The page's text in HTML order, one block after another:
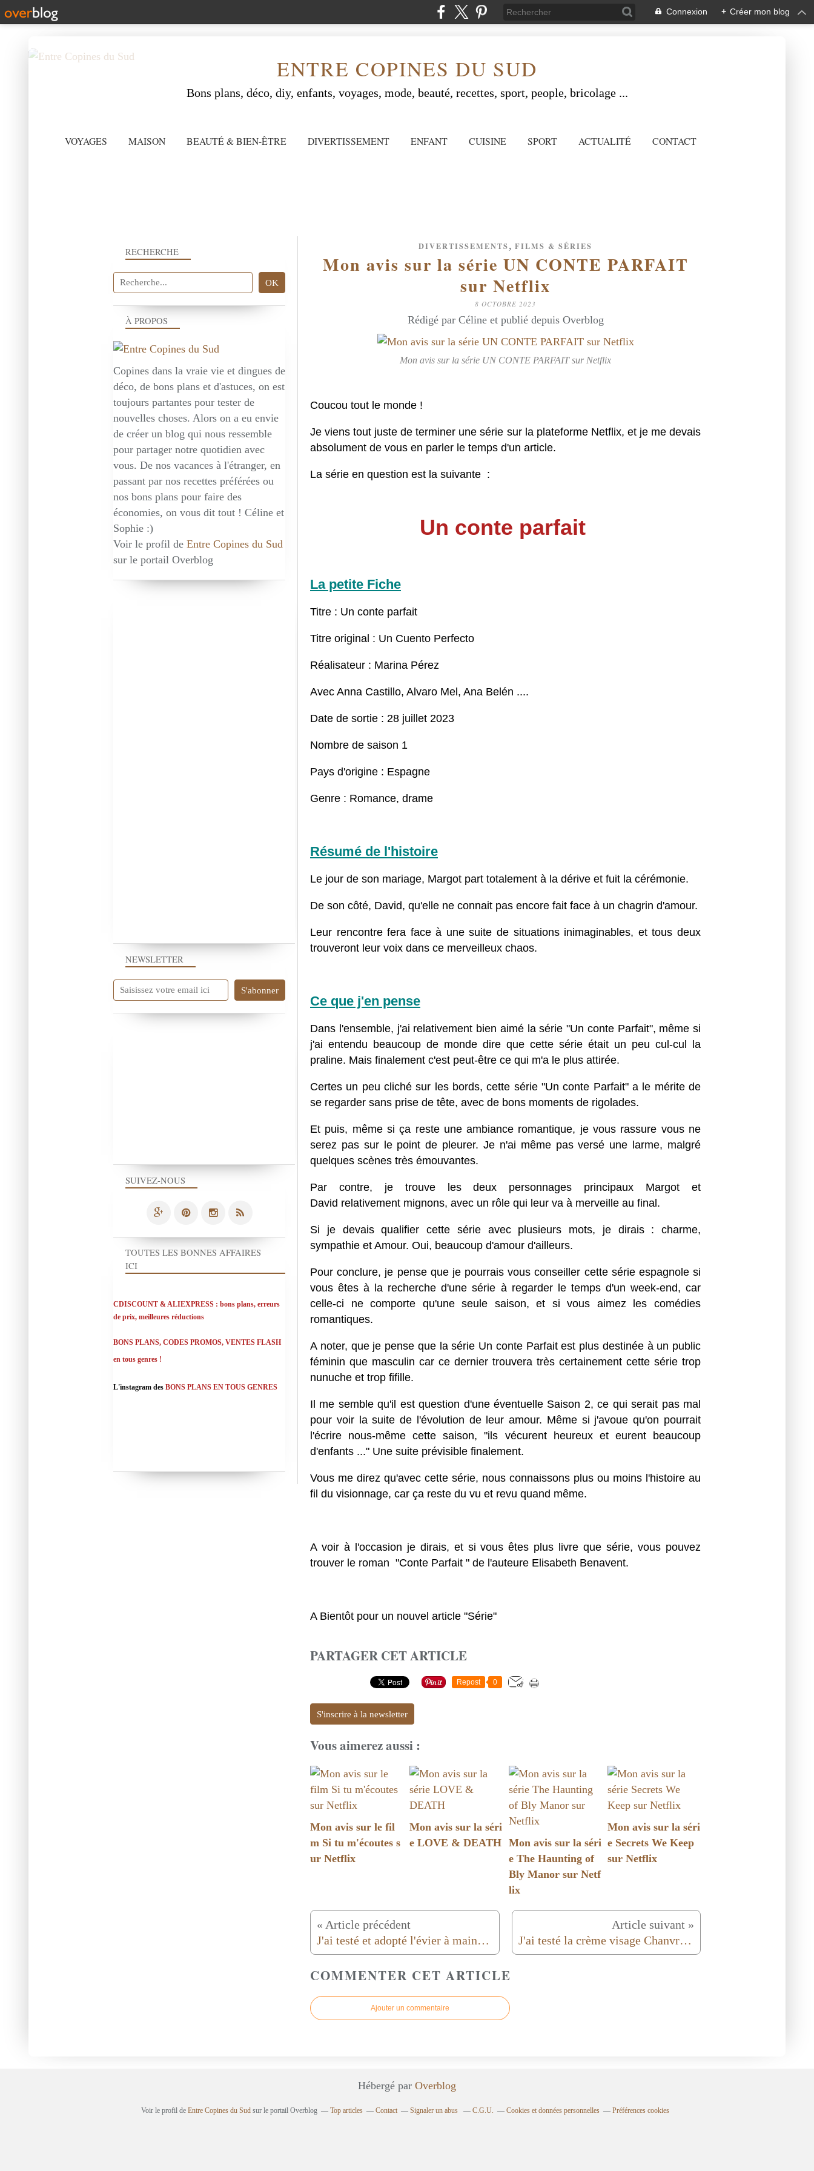
Connexion + Créer mon blog
ENTRE COPINES DU SUD
Bons plans, déco, diy, enfants, voyages, mode, beauté, recettes, sport, people, bricolage ...
VOYAGES MAISON BEAUTÉ & BIEN-ÊTRE DIVERTISSEMENT ENFANT CUISINE SPORT ACTUALITÉ CONTACT
DIVERTISSEMENTS, FILMS & SÉRIES
Mon avis sur la série UN CONTE PARFAIT
sur Netflix
8 OCTOBRE 2023
Rédigé par Céline et publié depuis Overblog
Mon avis sur la série UN CONTE PARFAIT sur Netflix
Coucou tout le monde !
Je viens tout juste de terminer une série sur la plateforme Netflix, et je me devais
absolument de vous en parler le temps d'un article.
La série en question est la suivante :
Un conte parfait
La petite Fiche
Titre : Un conte parfait
Titre original : Un Cuento Perfecto
Réalisateur : Marina Pérez
Avec Anna Castillo, Alvaro Mel, Ana Belén ....
Date de sortie : 28 juillet 2023
Nombre de saison 1
Pays d'origine : Espagne
Genre : Romance, drame
Résumé de l'histoire
Le jour de son mariage, Margot part totalement à la dérive et fuit la cérémonie.
De son côté, David, qu'elle ne connait pas encore fait face à un chagrin d'amour.
Leur rencontre fera face à une suite de situations inimaginables, et tous deux
trouveront leur voix dans ce merveilleux chaos.
Ce que j'en pense
Dans l'ensemble, j'ai relativement bien aimé la série "Un conte Parfait", même si
j'ai entendu beaucoup de monde dire que cette série était un peu cul-cul la
praline. Mais finalement c'est peut-être ce qui m'a le plus attirée.
Certes un peu cliché sur les bords, cette série "Un conte Parfait" a le mérite de
se regarder sans prise de tête, avec de bons moments de rigolades.
Et puis, même si ça reste une ambiance romantique, je vous rassure vous ne
serez pas sur le point de pleurer. Je n'ai même pas versé une larme, malgré
quelques scènes très émouvantes.
Par contre, je trouve les deux personnages principaux Margot et
David relativement mignons, avec un rôle qui leur va à merveille au final.
Si je devais qualifier cette série avec plusieurs mots, je dirais : charme,
sympathie et Amour. Oui, beaucoup d'amour d'ailleurs.
Pour conclure, je pense que je pourrais vous conseiller cette série espagnole si
vous êtes à la recherche d'une série à regarder le temps d'un week-end, car
celle-ci ne comporte qu'une seule saison, et si vous aimez les comédies
romantiques.
A noter, que je pense que la série Un conte Parfait est plus destinée à un public
féminin que masculin car ce dernier trouvera très certainement cette série trop
nunuche et trop fifille.
Il me semble qu'il est question d'une éventuelle Saison 2, ce qui serait pas mal
pour voir la suite de l'évolution de leur amour. Même si j'avoue qu'on pourrait
l'écrire nous-même cette saison, "ils vécurent heureux et eurent beaucoup
d'enfants ..." Une suite prévisible finalement.
Vous me direz qu'avec cette série, nous connaissons plus ou moins l'histoire au
fil du visionnage, car ça reste du vu et revu quand même.
A voir à l'occasion je dirais, et si vous êtes plus livre que série, vous pouvez
trouver le roman "Conte Parfait " de l'auteure Elisabeth Benavent.
A Bientôt pour un nouvel article "Série"
PARTAGER CET ARTICLE
Repost 0
S'inscrire à la newsletter
Vous aimerez aussi :
Mon avis sur le fil
m Si tu m'écoutes s
ur Netflix
Mon avis sur la séri
e LOVE & DEATH
Mon avis sur la séri
e The Haunting of
Bly Manor sur Netf
lix
Mon avis sur la séri
e Secrets We Keep
sur Netflix
« Article précédent
J'ai testé et adopté l'évier à mains portatif autonome !
Article suivant »
J'ai testé la crème visage Chanvre , de Carrefour Soft
COMMENTER CET ARTICLE
Ajouter un commentaire
NEWSLETTER
SUIVEZ-NOUS
RECHERCHE
À PROPOS
Copines dans la vraie vie et dingues de
déco, de bons plans et d'astuces, on est
toujours partantes pour tester de
nouvelles choses. Alors on a eu envie
de créer un blog qui nous ressemble
pour partager notre quotidien avec
vous. De nos vacances à l'étranger, en
passant par nos recettes préférées ou
nos bons plans pour faire des
économies, on vous dit tout ! Céline et
Sophie :)
Voir le profil de Entre Copines du Sud
sur le portail Overblog
TOUTES LES BONNES AFFAIRES
ICI
CDISCOUNT & ALIEXPRESS : bons plans, erreurs
de prix, meilleures réductions
BONS PLANS, CODES PROMOS, VENTES FLASH
en tous genres !
L'instagram des BONS PLANS EN TOUS GENRES
Hébergé par Overblog
Voir le profil de Entre Copines du Sud sur le portail Overblog Top articles Contact Signaler un abus C.G.U. Cookies et données personnelles Préférences cookies